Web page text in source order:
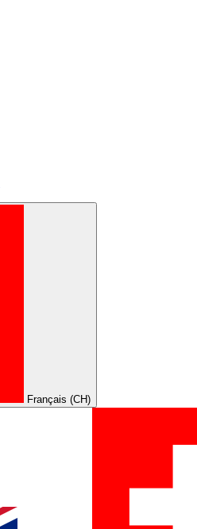
Français (CH)